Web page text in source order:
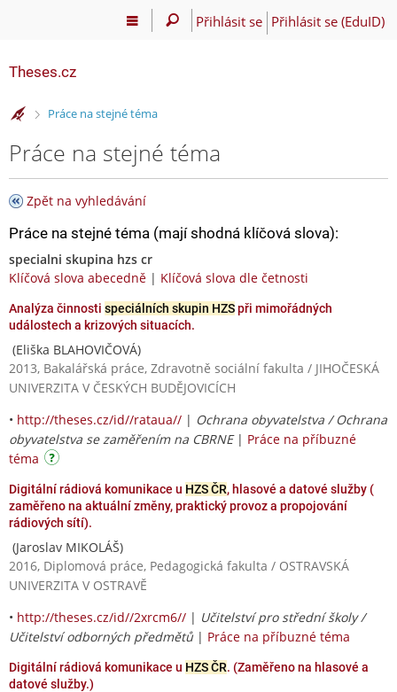
Přihlásit se Přihlásit se (EduID)
Theses.cz
>Práce na stejné téma
Práce na stejné téma
Zpět na vyhledávání
Práce na stejné téma (mají shodná klíčová slova):
specialni skupina hzs cr
Klíčová slova abecedně | Klíčová slova dle četnosti
Analýza činnosti speciálních skupin HZSpři mimořádných
událostech a krizových situacích.
(Eliška BLAHOVIČOVÁ)
2013, Bakalářská práce, Zdravotně sociální fakulta / JIHOČESKÁ
UNIVERZITA V ČESKÝCH BUDĚJOVICÍCH
• http://theses.cz/id//rataua// | Ochrana obyvatelstva / Ochrana
obyvatelstva se zaměřením na CBRNE| Práce na příbuzné
téma
Digitální rádiová komunikace u HZS ČR, hlasové a datové služby (
zaměřeno na aktuální změny, praktický provoz a propojování
rádiových sítí).
(Jaroslav MIKOLÁŠ)
2016, Diplomová práce, Pedagogická fakulta / OSTRAVSKÁ
UNIVERZITA V OSTRAVĚ
• http://theses.cz/id//2xrcm6// | Učitelství pro střední školy /
Učitelství odborných předmětů | Práce na příbuzné téma
Digitální rádiová komunikace u HZS ČR. (Zaměřeno na hlasové a
datové služby.)